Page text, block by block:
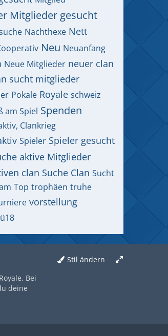
Mitglieder gesucht
Nachthexe Nett
Neu Neuanfang
Neue Mitglieder neuer clan
sucht mitglieder
Pokale Royale schweiz
am Spiel Spenden
Clankrieg
Spieler Spieler gesucht
aktive Mitglieder
clan Suche Clan Sucht
Top trophäen truhe
vorstellung
ü18
Stil ändern
Bei
deine